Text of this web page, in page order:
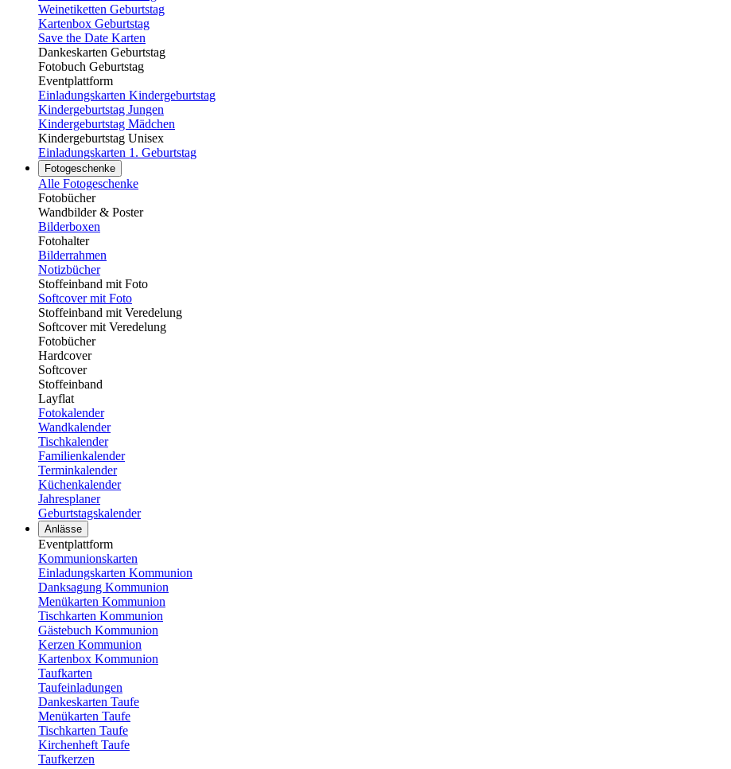
Weinetiketten Geburtstag
Kartenbox Geburtstag
Save the Date Karten
Dankeskarten Geburtstag
Fotobuch Geburtstag
Eventplattform
Einladungskarten Kindergeburtstag
Kindergeburtstag Jungen
Kindergeburtstag Mädchen
Kindergeburtstag Unisex
Einladungskarten 1. Geburtstag
Fotogeschenke
Alle Fotogeschenke
Fotobücher
Wandbilder & Poster
Bilderboxen
Fotohalter
Bilderrahmen
Notizbücher
Stoffeinband mit Foto
Softcover mit Foto
Stoffeinband mit Veredelung
Softcover mit Veredelung
Fotobücher
Hardcover
Softcover
Stoffeinband
Layflat
Fotokalender
Wandkalender
Tischkalender
Familienkalender
Terminkalender
Küchenkalender
Jahresplaner
Geburtstagskalender
Anlässe
Eventplattform
Kommunionskarten
Einladungskarten Kommunion
Danksagung Kommunion
Menükarten Kommunion
Tischkarten Kommunion
Gästebuch Kommunion
Kerzen Kommunion
Kartenbox Kommunion
Taufkarten
Taufeinladungen
Dankeskarten Taufe
Menükarten Taufe
Tischkarten Taufe
Kirchenheft Taufe
Taufkerzen